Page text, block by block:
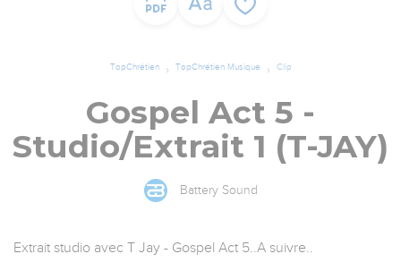
TopChrétien TopChrétien Musique Clip
Gospel Act 5 -
Studio/Extrait 1 (T-JAY)
Battery Sound
Extrait studio avec T Jay - Gospel Act 5..A suivre..